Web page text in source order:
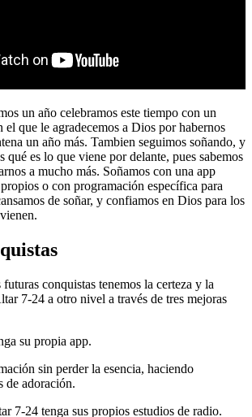
un año celebramos este tiempo con un
el que le agradecemos a Dios por habernos
un año más. Tambien seguimos soñando, y
qué es lo que viene por delante, pues sabemos
a mucho más. Soñamos con una app
o con programación específica para
de soñar, y confiamos en Dios para los
conquistas tenemos la certeza y la
7-24 a otro nivel a través de tres mejoras
su propia app.
sin perder la esencia, haciendo
de adoración.
7-24 tenga sus propios estudios de radio.